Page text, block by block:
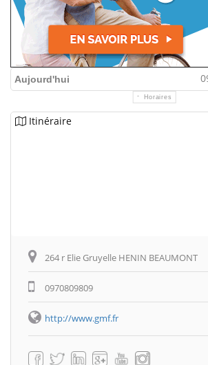
Aujourd'hui
Horaires
Itinéraire
264 r Elie Gruyelle HENIN BEAUMONT
0970809809
http://www.gmf.fr